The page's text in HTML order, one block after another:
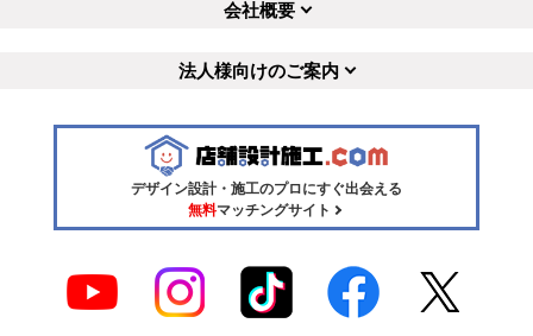
会社概要
法人様向けのご案内
デザイン設計・施工のプロにすぐ出会える
無料マッチングサイト